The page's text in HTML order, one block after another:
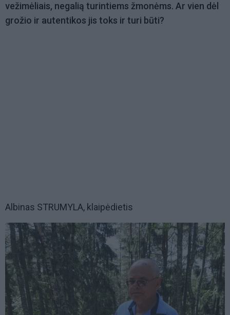
vežimėliais, negalią turintiems žmonėms. Ar vien dėl
grožio ir autentikos jis toks ir turi būti?
Albinas STRUMYLA, klaipėdietis